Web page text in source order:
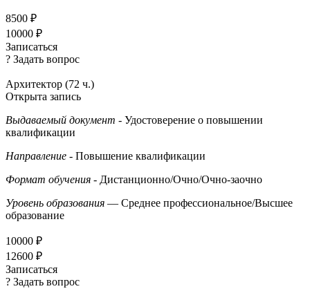
8500 ₽
10000 ₽
Записаться
? Задать вопрос
Архитектор (72 ч.)
Открыта запись
Выдаваемый документ - Удостоверение о повышении
квалификации
Направление - Повышение квалификации
Формат обучения - Дистанционно/Очно/Очно-заочно
Уровень образования — Среднее профессиональное/Высшее
образование
10000 ₽
12600 ₽
Записаться
? Задать вопрос